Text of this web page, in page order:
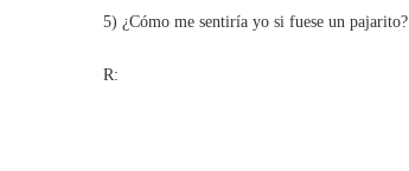
5) ¿Cómo me sentiría yo si fuese un pajarito?
R: